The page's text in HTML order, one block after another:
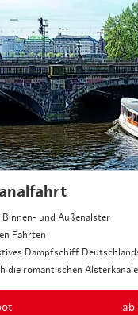
Binnen- und Außenalster
Fahrten
Dampfschiff
die romantischen Alsterkanäle
ab